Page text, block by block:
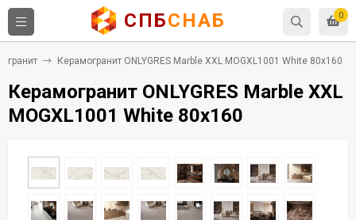
0
СПБСНАБ
Керамогранит ONLYGRES Marble XXL MOGXL1001 White 80x160
Керамогранит ONLYGRES Marble XXL
MOGXL1001 White 80x160